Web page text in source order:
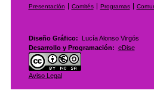
Presentación Comités Programas
Diseño Gráfico: Lucía Alonso Virgós
Desarrollo y Programación: eDise
Aviso Legal